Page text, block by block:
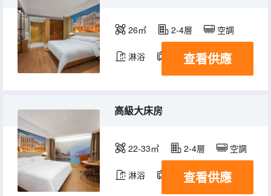
26㎡ 2-4層 空調
淋浴 電視機
查看供應
高級大床房
22-33㎡ 2-4層 空調
淋浴 電視機
查看供應